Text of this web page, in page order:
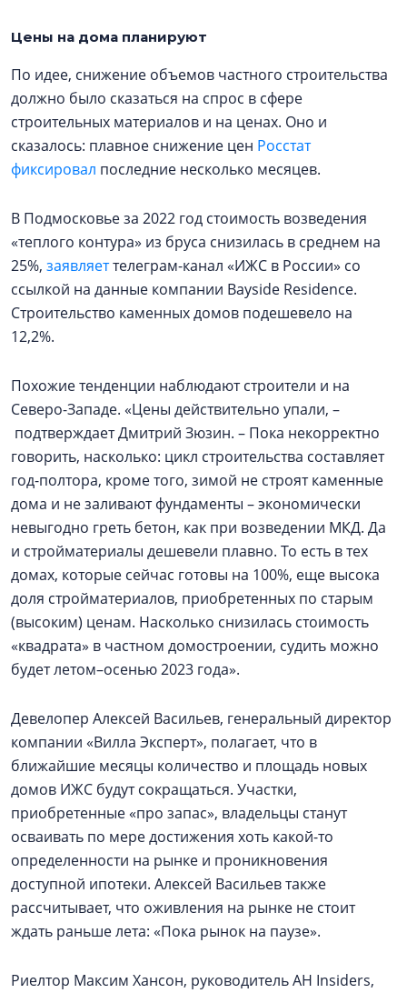
Цены на дома планируют
По идее, снижение объемов частного строительства
должно было сказаться на спрос в сфере
строительных материалов и на ценах. Оно и
сказалось: плавное снижение цен Росстат
фиксировал последние несколько месяцев.
В Подмосковье за 2022 год стоимость возведения
«теплого контура» из бруса снизилась в среднем на
25%, заявляеттелеграм-канал «ИЖС в России» со
ссылкой на данные компании Bayside Residence.
Строительство каменных домов подешевело на
12,2%.
Похожие тенденции наблюдают строители и на
Северо-Западе. «Цены действительно упали, –
подтверждает Дмитрий Зюзин. – Пока некорректно
говорить, насколько: цикл строительства составляет
год-полтора, кроме того, зимой не строят каменные
дома и не заливают фундаменты – экономически
невыгодно греть бетон, как при возведении МКД. Да
и стройматериалы дешевели плавно. То есть в тех
домах, которые сейчас готовы на 100%, еще высока
доля стройматериалов, приобретенных по старым
(высоким) ценам. Насколько снизилась стоимость
«квадрата» в частном домостроении, судить можно
будет летом–осенью 2023 года».
Девелопер Алексей Васильев, генеральный директор
компании «Вилла Эксперт», полагает, что в
ближайшие месяцы количество и площадь новых
домов ИЖС будут сокращаться. Участки,
приобретенные «про запас», владельцы станут
осваивать по мере достижения хоть какой-то
определенности на рынке и проникновения
доступной ипотеки. Алексей Васильев также
рассчитывает, что оживления на рынке не стоит
ждать раньше лета: «Пока рынок на паузе».
Риелтор Максим Хансон, руководитель АН Insiders,